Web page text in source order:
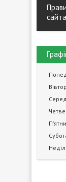
сайта